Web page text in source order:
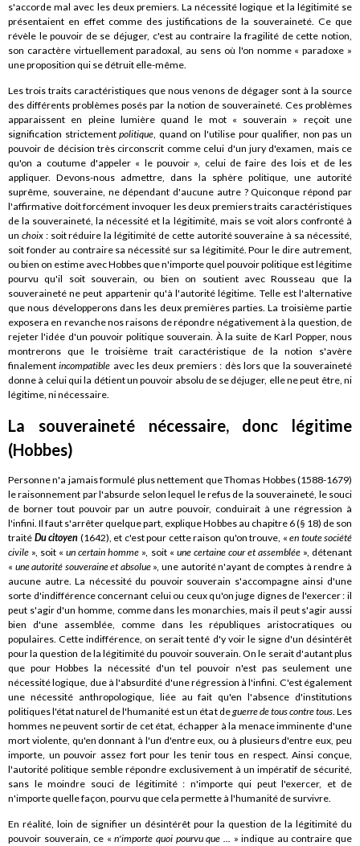
s'accorde mal avec les deux premiers. La nécessité logique et la légitimité se
présentaient en effet comme des justifications de la souveraineté. Ce que
révèle le pouvoir de se déjuger, c'est au contraire la fragilité de cette notion,
son caractère virtuellement paradoxal, au sens où l'on nomme « paradoxe »
une proposition qui se détruit elle-même.
Les trois traits caractéristiques que nous venons de dégagersont à la source
des différents problèmes posés par la notion de souveraineté. Ces problèmes
apparaissent en pleine lumière quand le mot « souverain » reçoit une
signification strictementpolitique, quand on l'utilise pour qualifier, non pas un
pouvoir de décision très circonscrit comme celui d'un jury d'examen, mais ce
qu'on a coutume d'appeler « le pouvoir », celui de faire des lois et de les
appliquer. Devons-nous admettre, dans la sphère politique, une autorité
suprême, souveraine, ne dépendant d'aucune autre ? Quiconque répond par
l'affirmative doit forcément invoquer les deux premiers traits caractéristiques
de la souveraineté, la nécessité et la légitimité, mais se voit alors confronté à
un choix: soit réduire la légitimité de cette autorité souveraine à sa nécessité,
soit fonder au contraire sa nécessité sur sa légitimité. Pour le dire autrement,
ou bien on estime avec Hobbes que n'importe quel pouvoir politique est légitime
pourvu qu'il soit souverain, ou bien on soutient avec Rousseau que la
souveraineté ne peut appartenir qu'à l'autorité légitime. Telle est l'alternative
que nous développerons dans les deux premières parties. La troisième partie
exposera en revanche nos raisons de répondre négativement à la question, de
rejeter l'idée d'un pouvoir politique souverain. À la suite de Karl Popper, nous
montrerons que le troisième trait caractéristique de la notion s'avère
finalementincompatible avec les deux premiers : dès lors que la souveraineté
donne à celui qui la détient un pouvoir absolu de se déjuger, elle ne peut être, ni
légitime, ni nécessaire.
La souveraineté nécessaire, donc légitime
(Hobbes)
Personne n'a jamais formulé plus nettement que Thomas Hobbes (1588-1679)
le raisonnement par l'absurde selon lequel le refus de la souveraineté, le souci
de borner tout pouvoir par un autre pouvoir, conduirait à une régression à
l'infini. Il faut s'arrêter quelque part, explique Hobbes au chapitre 6 (§ 18) de son
traité Du citoyen (1642), et c'est pour cette raison qu'on trouve, « en toute société
civile », soit «un certain homme », soit « une certaine cour et assemblée», détenant
« une autorité souveraine et absolue», une autorité n'ayant de comptes à rendre à
aucune autre. La nécessité du pouvoir souverain s'accompagne ainsi d'une
sorte d'indifférence concernant celui ou ceux qu'on juge dignes de l'exercer : il
peut s'agir d'un homme, comme dans les monarchies, mais il peut s'agir aussi
bien d'une assemblée, comme dans les républiques aristocratiques ou
populaires. Cette indifférence, on serait tenté d'y voir le signe d'un désintérêt
pour la question de la légitimité du pouvoir souverain. On le serait d'autant plus
que pour Hobbes la nécessité d'un tel pouvoir n'est pas seulement une
nécessité logique, due à l'absurdité d'une régression à l'infini. C'est également
une nécessité anthropologique, liée au fait qu'en l'absence d'institutions
politiques l'état naturel de l'humanité est un état deguerre de tous contre tous. Les
hommes ne peuvent sortir de cet état, échapper à la menace imminente d'une
mort violente, qu'en donnant à l'un d'entre eux, ou à plusieurs d'entre eux, peu
importe, un pouvoir assez fort pour les tenir tous en respect. Ainsi conçue,
l'autorité politique semble répondre exclusivement à un impératif de sécurité,
sans le moindre souci de légitimité : n'importe qui peut l'exercer, et de
n'importe quelle façon, pourvu que cela permette à l'humanité de survivre.
En réalité, loin de signifier un désintérêt pour la question de la légitimité du
pouvoir souverain, ce «n'importe quoi pourvu que ... » indique au contraire que